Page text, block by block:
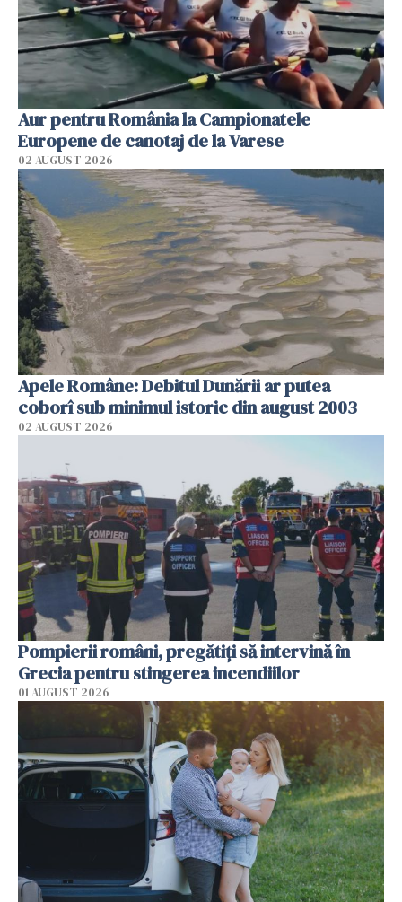
Aur pentru România la Campionatele
Europene de canotaj de la Varese
02 AUGUST 2026
Apele Române: Debitul Dunării ar putea
coborî sub minimul istoric din august 2003
02 AUGUST 2026
Pompierii români, pregătiţi să intervină în
Grecia pentru stingerea incendiilor
01 AUGUST 2026